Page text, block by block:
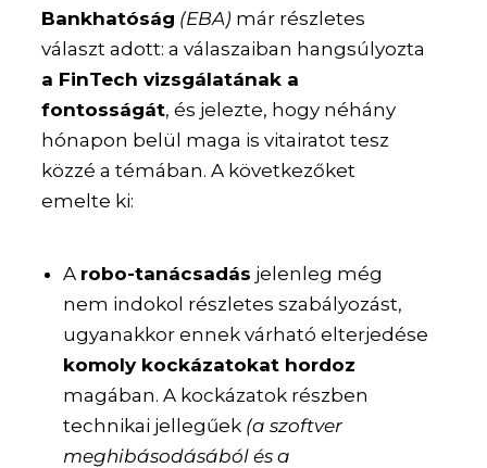
Bankhatóság (EBA) már részletes
választ adott: a válaszaiban hangsúlyozta
a FinTech vizsgálatának a
fontosságát, és jelezte, hogy néhány
hónapon belül maga is vitairatot tesz
közzé a témában. A következőket
emelte ki:
A robo-tanácsadás jelenleg még
nem indokol részletes szabályozást,
ugyanakkor ennek várható elterjedése
komoly kockázatokat hordoz
magában. A kockázatok részben
technikai jellegűek (a szoftver
meghibásodásából és a